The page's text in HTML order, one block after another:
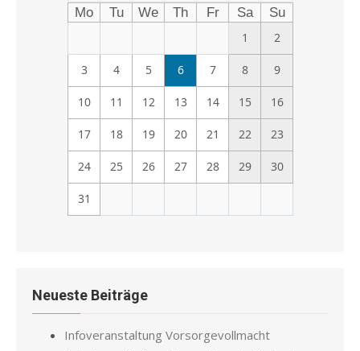
Mo Tu We Th Fr Sa
Su
1
2
3 4 5 6 7 8 9
10 11 12 13 14 15 16
17 18 19 20 21 22 23
24 25 26 27 28 29 30
31
Neueste Beiträge
Infoveranstaltung Vorsorgevollmacht